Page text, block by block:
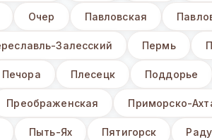
Очер Павловская
Залесский Пермь
Печора Плесецк Поддорье
Преображенская Приморско-
Пыть-Ях Пятигорск